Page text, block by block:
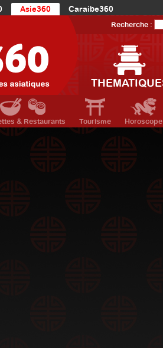
Asie360
Caraibe360
AmériqueDuNord360
Recherche :
& Restaurants Tourisme Horoscope